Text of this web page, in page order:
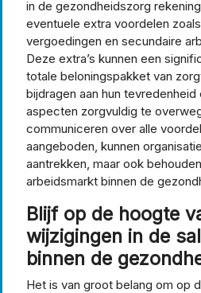
in de gezondheidszorg
eventuele extra voordelen
vergoedingen en secundaire
Deze extra’s kunnen een
totale beloningspakket van
bijdragen aan hun
aspecten zorgvuldig te
communiceren over alle
aangeboden, kunnen
aantrekken, maar ook
arbeidsmarkt binnen de
Blijf op de hoogte
wijzigingen in de
binnen de
Het is van groot belang om op